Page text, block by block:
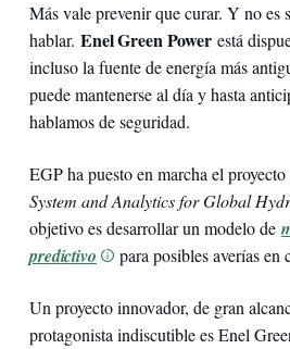
Más vale prevenir que curar. Y no es
hablar. Enel Green Powerestá
incluso la fuente de energía más
puede mantenerse al día y hasta
hablamos de seguridad.
EGP ha puesto en marcha el proyecto
System and Analytics for Global
objetivo es desarrollar un modelo de
predictivo
para posibles averías en
Un proyecto innovador, de gran
protagonista indiscutible es Enel